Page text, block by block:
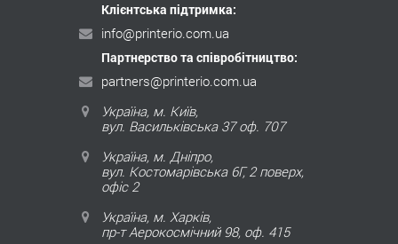
Клієнтська підтримка:
info@printerio.com.ua
Партнерство та співробітництво:
partners@printerio.com.ua
Україна, м. Київ,
вул. Васильківська 37 оф. 707
Україна, м. Дніпро,
вул. Костомарівська 6Г, 2 поверх,
офіс 2
Україна, м. Харків,
пр-т Аерокосмічний 98, оф. 415